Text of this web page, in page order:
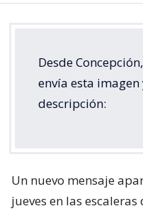
Desde Concepción,
envía esta
descripción:
Un nuevo mensaje
jueves en las